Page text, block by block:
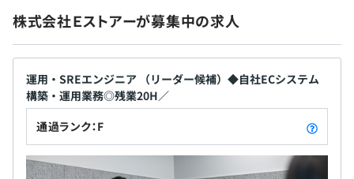
PM兼PLとサブリーダー、後は開発メンバーで構成されて
います。
開発メンバー：社員、契約社員、派遣、パートナー（委
株式会社Ｅストアーが募集中の求人
運用・SREエンジニア （リーダー候補）◆自社ECシステム
構築・運用業務◎残業20H／
通過ランク：F